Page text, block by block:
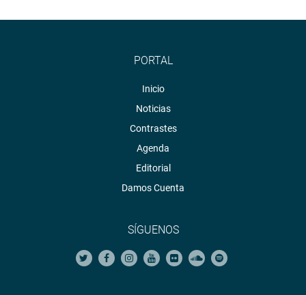
PORTAL
Inicio
Noticias
Contrastes
Agenda
Editorial
Damos Cuenta
SÍGUENOS